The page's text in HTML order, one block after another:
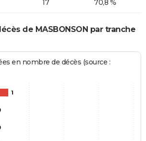
17 70,8 %
de MASBONSON par tranche
en nombre de décès (source :
1